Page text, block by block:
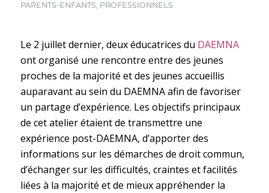
PARENTS-ENFANTS, PROFESSIONNELS
Le 2 juillet dernier, deux éducatrices du DAEMNA
ont organisé une rencontre entre des jeunes
proches de la majorité et des jeunes accueillis
auparavant au sein du DAEMNA afin de favoriser
un partage d’expérience. Les objectifs principaux
de cet atelier étaient de transmettre une
expérience post-DAEMNA, d’apporter des
informations sur les démarches de droit commun,
d’échanger sur les difficultés, craintes et facilités
liées à la majorité et de mieux appréhender la